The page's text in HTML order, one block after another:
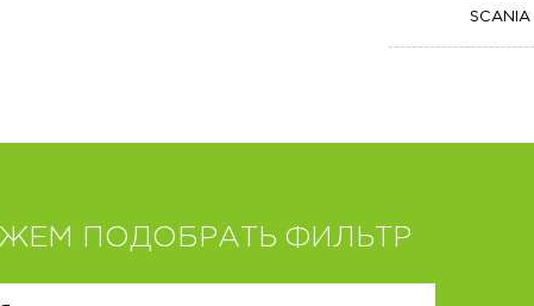
SCANIA
ПОДОБРАТЬ ФИЛЬТР